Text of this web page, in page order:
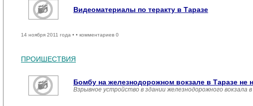
Видеоматериалы по теракту в Таразе
14 ноября 2011 года • • комментариев 0
ПРОИШЕСТВИЯ
Бомбу на железнодорожном вокзале в Таразе не
Взрывное устройство в здании железнодорожного вокзала